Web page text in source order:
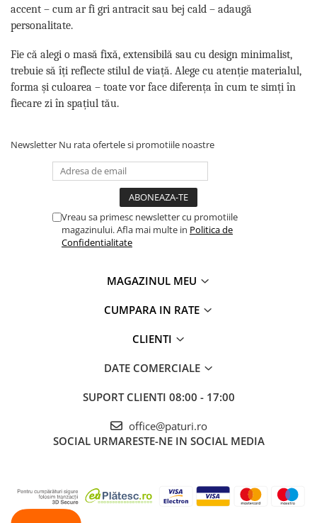
accent – cum ar fi gri antracit sau bej cald – adaugă
personalitate.
Fie că alegi o masă fixă, extensibilă sau cu design minimalist,
trebuie să îți reflecte stilul de viață. Alege cu atenție materialul,
forma și culoarea – toate vor face diferența în cum te simți în
fiecare zi în spațiul tău.
Newsletter Nu rata ofertele si promotiile noastre
Vreau sa primesc newsletter cu promotiile
magazinului. Afla mai multe in Politica de
Confidentialitate
MAGAZINUL MEU
CUMPARA IN RATE
CLIENTI
DATE COMERCIALE
SUPORT CLIENTI 08:00 - 17:00
office@paturi.ro
SOCIAL URMARESTE-NE IN SOCIAL MEDIA